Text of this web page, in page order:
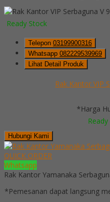
Ready Stock
Telepon 03199900316
Whatsapp 082229539969
Lihat Detail Produk
Rak Kantor VIP
*Harga
Hubungi Kami
QUICK ORDER
Whatsapp
Rak Kantor Yamanaka
*Pemesanan dapat langsung